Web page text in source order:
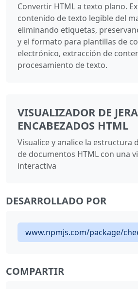
Convertir HTML a texto plano.
contenido de texto legible del
eliminando etiquetas,
y el formato para plantillas de
electrónico, extracción de
procesamiento de texto.
VISUALIZADOR DE
ENCABEZADOS HTML
Visualice y analice la estructura
de documentos HTML con una
interactiva
DESARROLLADO POR
www.npmjs.com/package/
COMPARTIR